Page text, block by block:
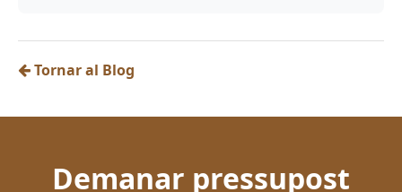
Tornar al Blog
Demanar pressupost